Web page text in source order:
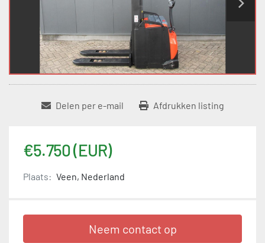
Delen per e-mail Afdrukken listing
€5.750 (EUR)
Plaats: Veen, Nederland
Neem contact op